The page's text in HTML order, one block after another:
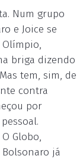
Num grupo
e Joice se
briga dizendo
tem, sim, de
contra
por
Globo,
já